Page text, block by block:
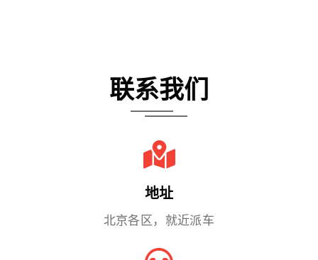
联系我们
地址
北京各区，就近派车